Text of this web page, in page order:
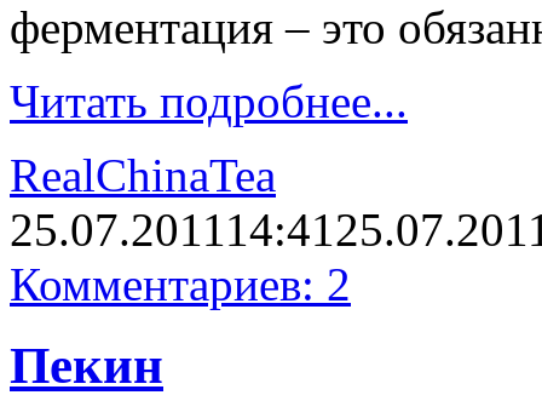
ферментация – это
Читать подробнее...
RealChinaTea
25.07.201114:41
Комментариев: 2
Пекин